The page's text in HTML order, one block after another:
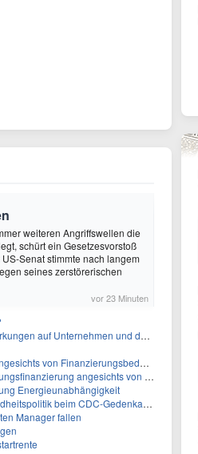
weiteren Angriffswellen die
schürt ein Gesetzesvorstoß
Senat stimmte nach langem
seines zerstörerischen
vor 23 Minuten
und das Vertrauen der Investoren
von Finanzierungsbedenken
angesichts von Shutdown-Risiken ein
Energieunabhängigkeit
beim CDC-Gedenkakt ein
Manager fallen